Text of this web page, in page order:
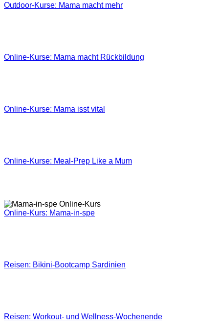
Outdoor-Kurse: Mama macht mehr
Online-Kurse: Mama macht Rückbildung
Online-Kurse: Mama isst vital
Online-Kurse: Meal-Prep Like a Mum
Online-Kurs: Mama-in-spe
Reisen: Bikini-Bootcamp Sardinien
Reisen: Workout- und Wellness-Wochenende